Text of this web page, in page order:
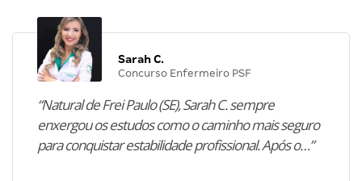
Sarah C.
Concurso Enfermeiro PSF
“Natural de Frei Paulo (SE), Sarah C. sempre
enxergou os estudos como o caminho mais seguro
para conquistar estabilidade profissional. Após o…”